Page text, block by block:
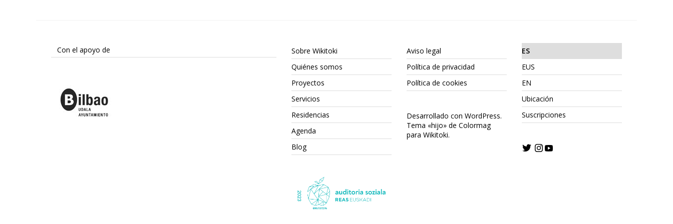
Con el apoyo de
Sobre Wikitoki
Quiénes somos
Proyectos
Servicios
Residencias
Agenda
Blog
Aviso legal
Política de privacidad
Política de cookies
Desarrollado con WordPress.
Tema «hijo» de Colormag
para Wikitoki.
ES
EUS
EN
Ubicación
Suscripciones